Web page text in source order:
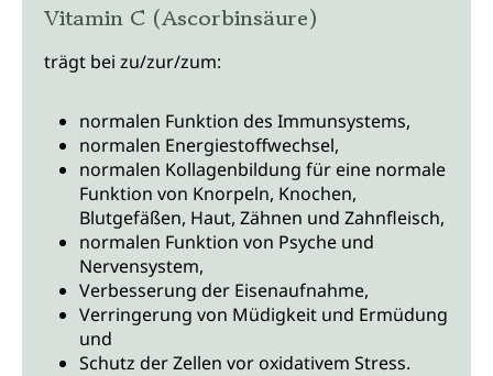
Vitamin C (Ascorbinsäure)
trägt bei zu/zur/zum:
normalen Funktion des Immunsystems,
normalen Energiestoffwechsel,
normalen Kollagenbildung für eine normale
Funktion von Knorpeln, Knochen,
Blutgefäßen, Haut, Zähnen und Zahnfleisch,
normalen Funktion von Psyche und
Nervensystem,
Verbesserung der Eisenaufnahme,
Verringerung von Müdigkeit und Ermüdung
und
Schutz der Zellen vor oxidativem Stress.